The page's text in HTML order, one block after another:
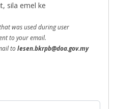
sila emel ke
was used during user
to your email.
to lesen.bkrpb@doa.gov.my